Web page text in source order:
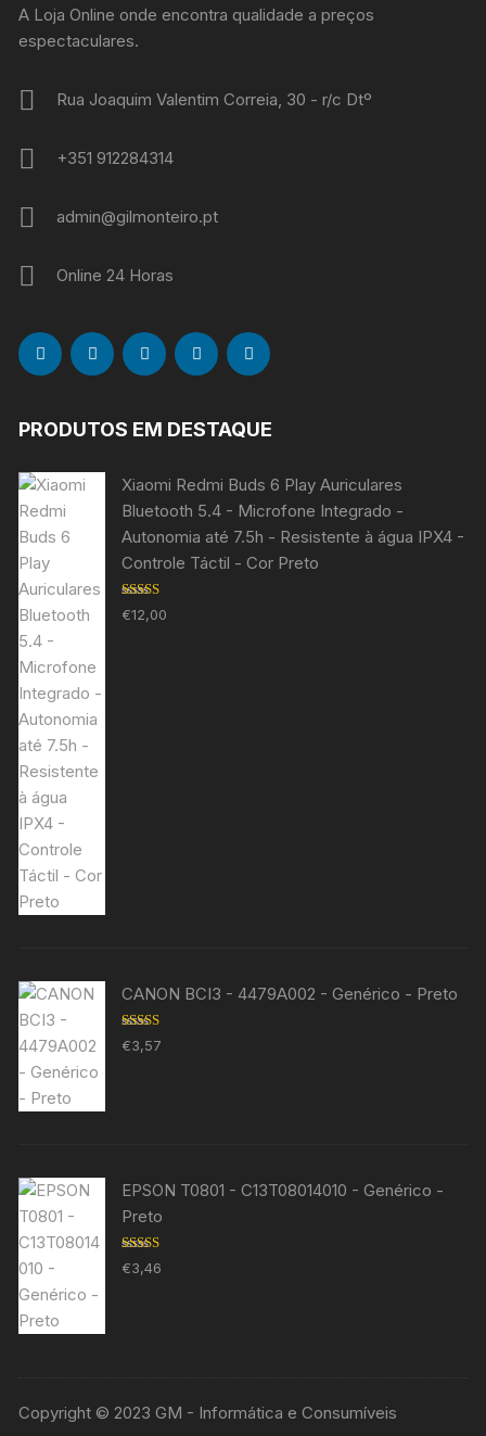
A Loja Online onde encontra qualidade a preços
espectaculares.
Rua Joaquim Valentim Correia, 30 - r/c Dtº
+351 912284314
admin@gilmonteiro.pt
Online 24 Horas
PRODUTOS EM DESTAQUE
Xiaomi Redmi Buds 6 Play Auriculares
Bluetooth 5.4 - Microfone Integrado -
Autonomia até 7.5h - Resistente à água IPX4 -
Controle Táctil - Cor Preto
Avaliação
5.00de 5
€12,00
CANON BCI3 - 4479A002 - Genérico - Preto
Avaliação
5.00de 5
€3,57
EPSON T0801 - C13T08014010 - Genérico -
Preto
Avaliação
5.00 de 5
€3,46
Copyright © 2023 GM - Informática e Consumíveis